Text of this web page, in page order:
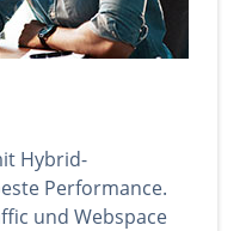
Hybrid-
Performance.
und Webspace